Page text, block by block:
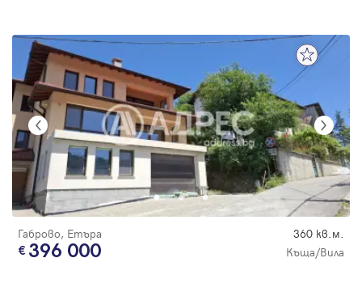
Габрово, Етъра 360 кв.м.
396 000 Къща/Вила